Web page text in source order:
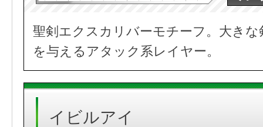
聖剣エクスカリバーモチーフ。大き
を与えるアタック系レイヤー。
イビルアイ